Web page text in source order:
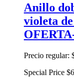
Anillo
violeta
Precio regular:
Special Price